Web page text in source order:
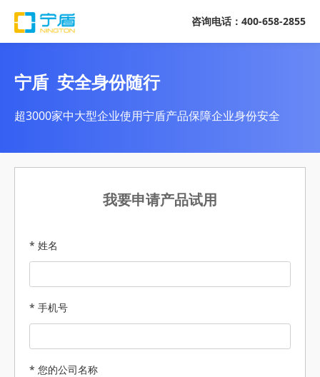
咨询电话：400-658-2855
宁盾 安全身份随行
超3000家中大型企业使用宁盾产品保障企业身份安全
我要申请产品试用
* 姓名
* 手机号
* 您的公司名称